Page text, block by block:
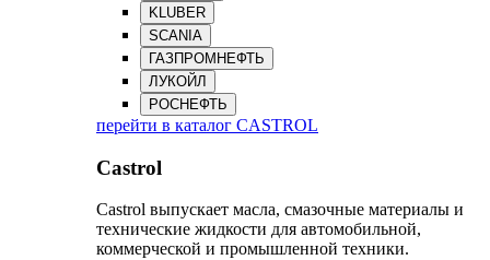
KLUBER
SCANIA
ГАЗПРОМНЕФТЬ
ЛУКОЙЛ
РОСНЕФТЬ
перейти в каталог CASTROL
Castrol
Castrol выпускает масла, смазочные материалы и
технические жидкости для автомобильной,
коммерческой и промышленной техники.